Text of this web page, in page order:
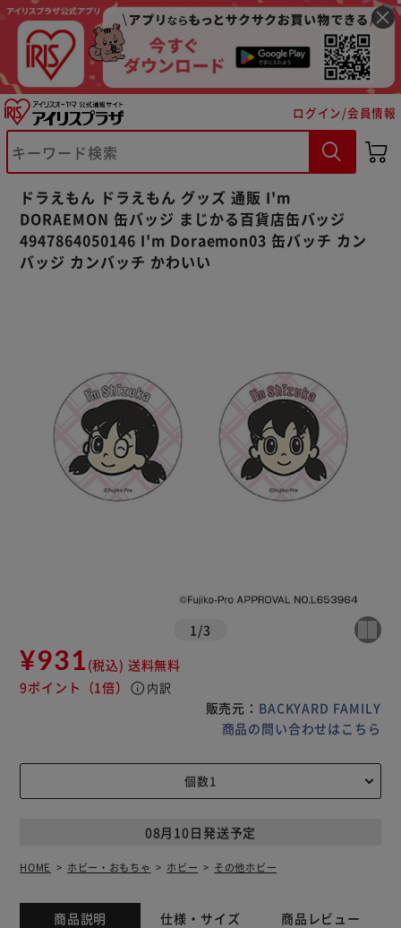
ログイン/会員情報
ドラえもん ドラえもん グッズ 通販 I'm
DORAEMON 缶バッジ まじかる百貨店缶バッジ
4947864050146 I'm Doraemon03 缶バッチ カン
バッジ カンバッチ かわいい
1 /3
¥931 (税込) 送料無料
9ポイント （1倍） info 内訳
販売元： BACKYARD FAMILY
商品の問い合わせはこちら
08月10日発送予定
HOME ホビー・おもちゃ ホビー その他ホビー
商品説明 仕様・サイズ 商品レビュー
※ご確認ください
カートに入れる 購入手続きへ